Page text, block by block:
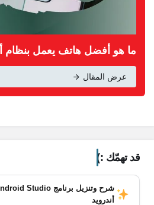
ما هو أفضل هاتف يعمل بنظام
عرض المقال
قد تهمّك :)
أندرويد